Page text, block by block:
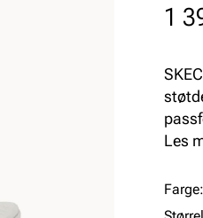
Pris
1
hele
Les
Farge: